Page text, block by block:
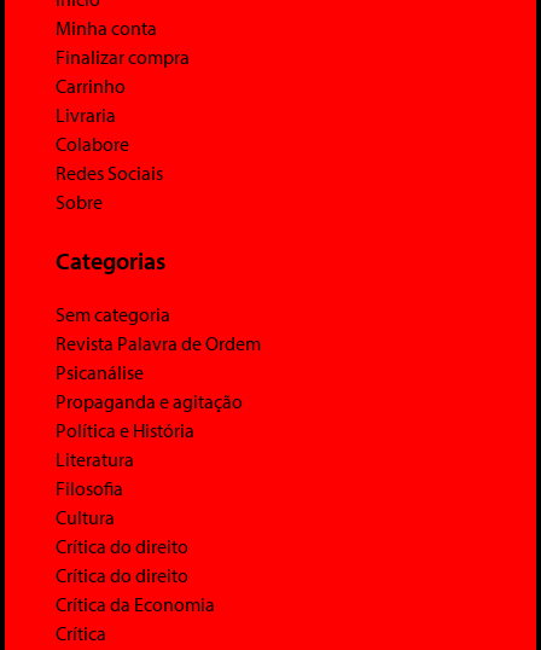
Minha conta
Finalizar compra
Carrinho
Livraria
Colabore
Redes Sociais
Sobre
Categorias
Sem categoria
Revista Palavra de Ordem
Psicanálise
Propaganda e agitação
Política e História
Literatura
Filosofia
Cultura
Crítica do direito
Crítica do direito
Crítica da Economia
Crítica